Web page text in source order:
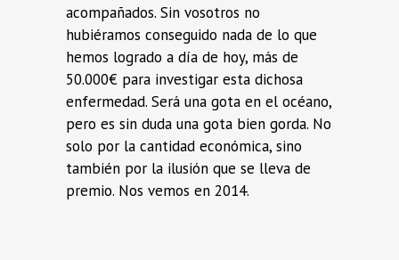
acompañados. Sin vosotros no
hubiéramos conseguido nada de lo que
hemos logrado a día de hoy, más de
50.000€ para investigar esta dichosa
enfermedad. Será una gota en el océano,
pero es sin duda una gota bien gorda. No
solo por la cantidad económica, sino
también por la ilusión que se lleva de
premio. Nos vemos en 2014.